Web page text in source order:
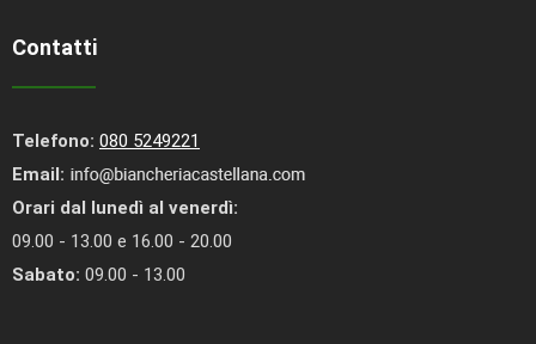
Contatti
Telefono: 080 5249221
Email:
Orari dal lunedì al venerdì:
09.00 - 13.00 e 16.00 - 20.00
Sabato: 09.00 - 13.00